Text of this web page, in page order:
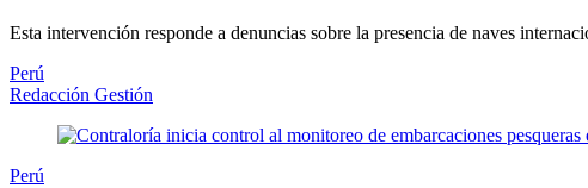
Esta intervención responde a denuncias sobre la presencia de naves
Perú
Redacción Gestión
Perú